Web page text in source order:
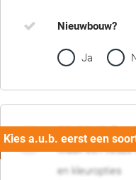
Nieuwbouw?
Ja
02. Motief en
Maak een
en kleuropties